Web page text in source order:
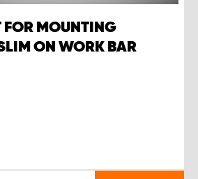
FOR MOUNTING
ON WORK BAR